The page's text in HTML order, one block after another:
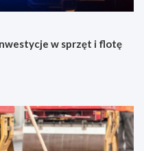
w sprzęt i flotę